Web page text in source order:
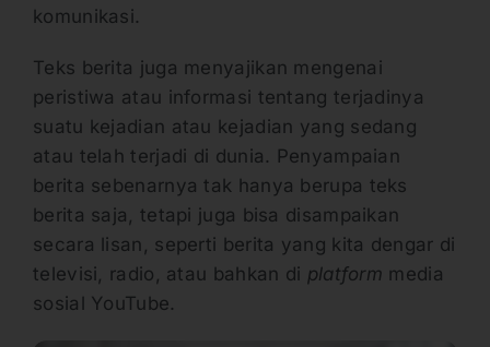
komunikasi.
Teks berita juga menyajikan mengenai
peristiwa atau informasi tentang terjadinya
suatu kejadian atau kejadian yang sedang
atau telah terjadi di dunia. Penyampaian
berita sebenarnya tak hanya berupa teks
berita saja, tetapi juga bisa disampaikan
secara lisan, seperti berita yang kita dengar di
televisi, radio, atau bahkan di platform media
sosial YouTube.